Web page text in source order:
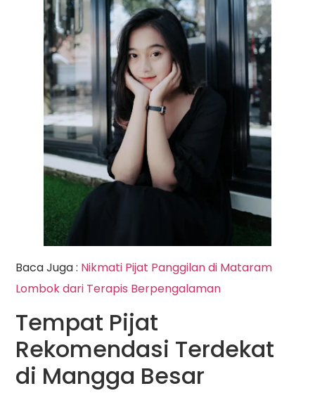
Baca Juga : Nikmati Pijat Panggilan di Mataram
Lombok dari Terapis Berpengalaman
Tempat Pijat
Rekomendasi Terdekat
di Mangga Besar